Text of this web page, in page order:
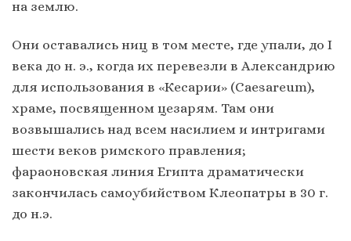
на землю.
Они оставались ниц в том месте, где упали, до I
века до н. э., когда их перевезли в Александрию
для использования в «Кесарии» (Caesareum),
храме, посвященном цезарям. Там они
возвышались над всем насилием и интригами
шести веков римского правления;
фараоновская линия Египта драматически
закончилась самоубийством Клеопатры в 30 г.
до н.э.